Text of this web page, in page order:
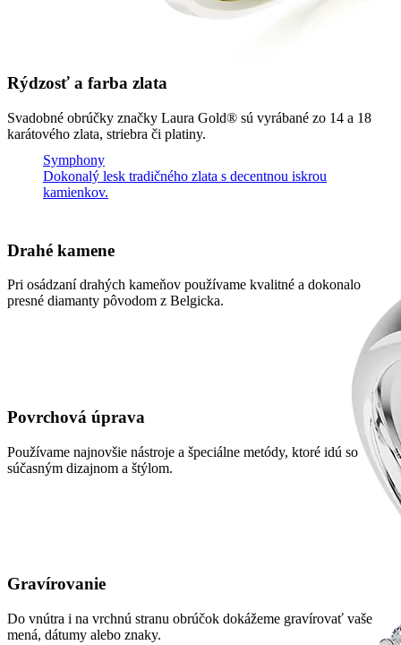
Symphony
Dokonalý lesk tradičného zlata s decentnou iskrou
kamienkov.
Rýdzosť a farba zlata
Svadobné obrúčky značky Laura Gold® sú vyrábané zo 14 a 18
karátového zlata, striebra či platiny.
Drahé kamene
Pri osádzaní drahých kameňov používame kvalitné a dokonalo
presné diamanty pôvodom z Belgicka.
Povrchová úprava
Používame najnovšie nástroje a špeciálne metódy, ktoré idú so
súčasným dizajnom a štýlom.
Gravírovanie
Do vnútra i na vrchnú stranu obrúčok dokážeme gravírovať vaše
mená, dátumy alebo znaky.